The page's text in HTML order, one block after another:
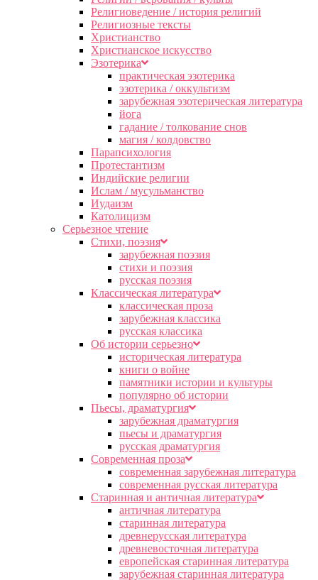
Религиоведение / история религий
Религиозные тексты
Христианство
Христианское искусство
Эзотерика
практическая эзотерика
эзотерика / оккультизм
зарубежная эзотерическая литература
йога
гадание / толкование снов
магия / колдовство
Парапсихология
Протестантизм
Индийские религии
Ислам / мусульманство
Иудаизм
Католицизм
Серьезное чтение
Cтихи, поэзия
зарубежная поэзия
стихи и поэзия
русская поэзия
Классическая литература
классическая проза
зарубежная классика
русская классика
Об истории серьезно
историческая литература
книги о войне
памятники истории и культуры
популярно об истории
Пьесы, драматургия
зарубежная драматургия
пьесы и драматургия
русская драматургия
Современная проза
современная зарубежная литература
современная русская литература
Старинная и античная литература
античная литература
старинная литература
древнерусская литература
древневосточная литература
европейская старинная литература
зарубежная старинная литература